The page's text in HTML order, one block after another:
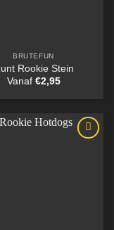
BRUTEFUN
Rookie Stein
Vanaf €2,95